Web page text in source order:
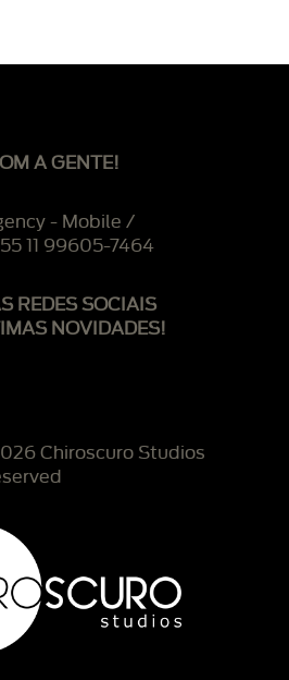
A GENTE!
- Mobile /
11 99605-7464
REDES SOCIAIS
NOVIDADES!
Chiroscuro Studios